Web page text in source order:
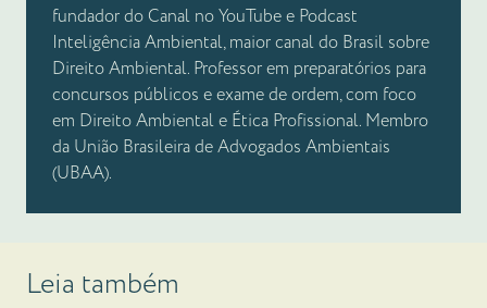
fundador do Canal no YouTube e Podcast
Inteligência Ambiental, maior canal do Brasil sobre
Direito Ambiental. Professor em preparatórios para
concursos públicos e exame de ordem, com foco
em Direito Ambiental e Ética Profissional. Membro
da União Brasileira de Advogados Ambientais
(UBAA).
Leia também